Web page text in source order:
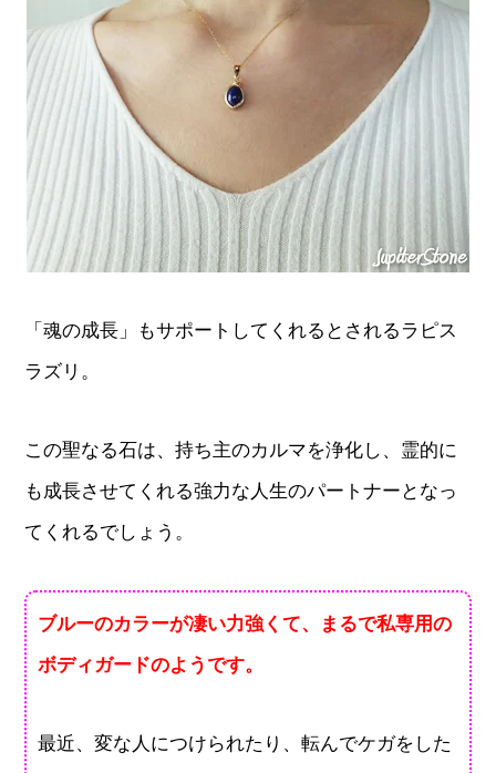
「魂の成長」もサポートしてくれるとされるラピス
ラズリ。
この聖なる石は、持ち主のカルマを浄化し、霊的に
も成長させてくれる強力な人生のパートナーとなっ
てくれるでしょう。
ブルーのカラーが凄い力強くて、まるで私専用の
ボディガードのようです。
最近、変な人につけられたり、転んでケガをした